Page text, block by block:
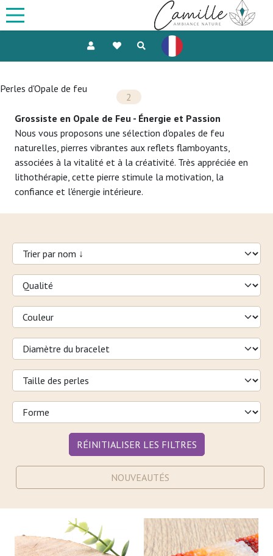
Perles d'Opale de feu
2
Grossiste en Opale de Feu - Énergie et Passion
Nous vous proposons une sélection d'opales de feu
naturelles, pierres vibrantes aux reflets flamboyants,
associées à la vitalité et à la créativité. Très appréciée en
lithothérapie, cette pierre stimule la motivation, la
confiance et l'énergie intérieure.
RÉINITIALISER LES FILTRES
NOUVEAUTÉS